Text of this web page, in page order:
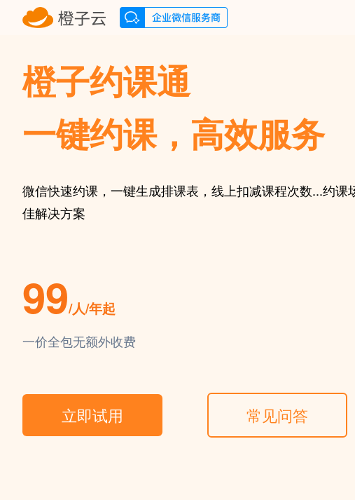
橙子约课通
一键约课，高效服务
微信快速约课，一键生成排课表，线上扣减课程次数...约课
佳解决方案
99/人/年起
一价全包无额外收费
立即试用 常见问答